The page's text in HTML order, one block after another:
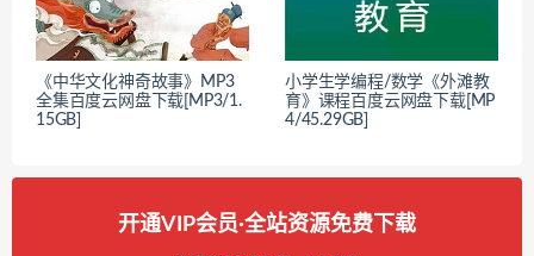
《中华文化神奇故事》MP3
全集百度云网盘下载[MP3/1.
15GB]
小学生学编程/数学《外滩教
育》课程百度云网盘下载[MP
4/45.29GB]
开通VIP会员·全站资源免费下载